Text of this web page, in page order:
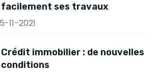
facilement ses travaux
11-2021
Crédit immobilier : de nouvelles
conditions